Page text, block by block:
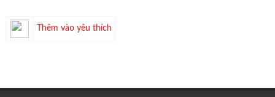
Thêm vào yêu thích